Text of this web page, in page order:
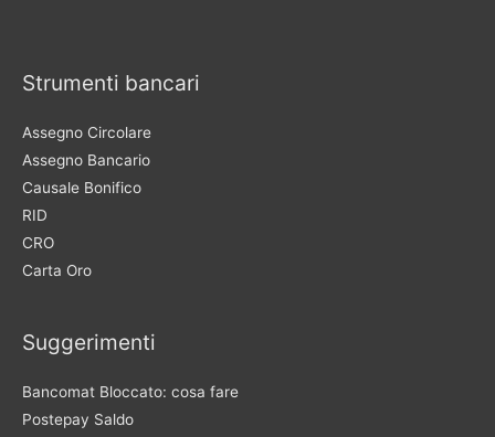
Strumenti bancari
Assegno Circolare
Assegno Bancario
Causale Bonifico
RID
CRO
Carta Oro
Suggerimenti
Bancomat Bloccato: cosa fare
Postepay Saldo